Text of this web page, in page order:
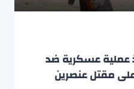
عملية عسكرية ضد
مقتل عنصرين